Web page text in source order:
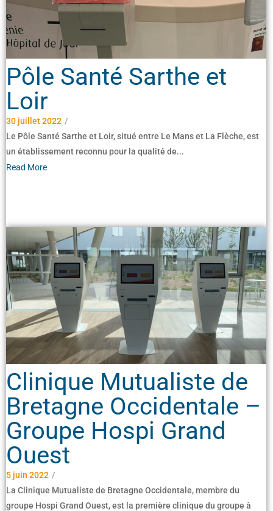
Pôle Santé Sarthe et
Loir
30 juillet 2022 /
Le Pôle Santé Sarthe et Loir, situé entre Le Mans et La Flèche, est
un établissement reconnu pour la qualité de...
Read More
Clinique Mutualiste de
Bretagne Occidentale –
Groupe Hospi Grand
Ouest
5 juin 2022 /
La Clinique Mutualiste de Bretagne Occidentale, membre du
groupe Hospi Grand Ouest, est la première clinique du groupe à